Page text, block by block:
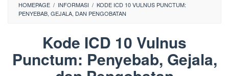
HOMEPAGE / INFORMASI / KODE ICD 10 VULNUS PUNCTUM:
PENYEBAB, GEJALA, DAN PENGOBATAN
Kode ICD 10 Vulnus
Punctum: Penyebab, Gejala,